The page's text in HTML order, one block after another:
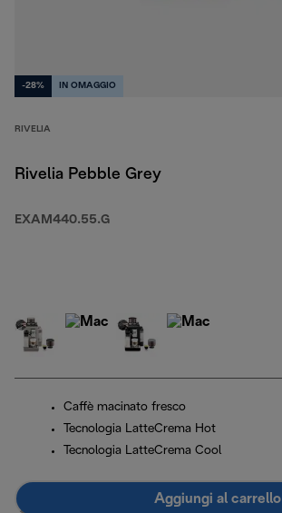
-28% IN OMAGGIO
RIVELIA
Rivelia Pebble Grey
EXAM440.55.G
Caffè macinato fresco
Tecnologia LatteCrema Hot
Tecnologia LatteCrema Cool
Aggiungi al carrello